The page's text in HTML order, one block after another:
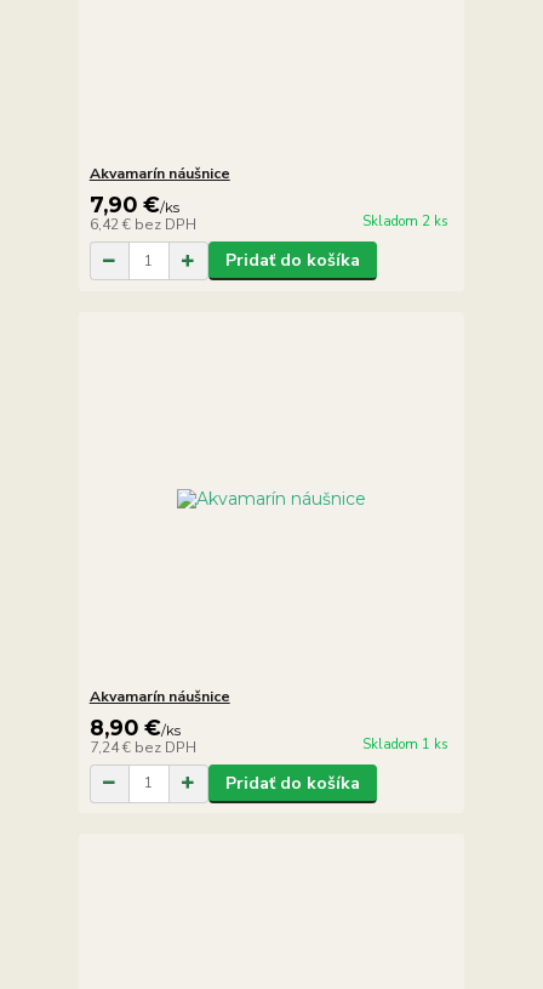
Akvamarín náušnice
7,90 €/ks
6,42 € bez DPH Skladom 2 ks
Pridať do košíka
Akvamarín náušnice
8,90 €/ks
7,24 € bez DPH Skladom 1 ks
Pridať do košíka